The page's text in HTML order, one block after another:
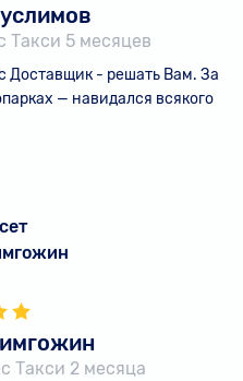
Такси 5 месяцев
Доставщик - решать Вам. За
— навидался всякого
Такси 2 месяца